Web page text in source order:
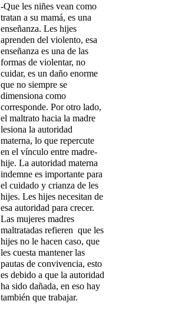
-Que les niñes vean como
tratan a su mamá, es una
enseñanza. Les hijes
aprenden del violento, esa
enseñanza es una de las
formas de violentar, no
cuidar, es un daño enorme
que no siempre se
dimensiona como
corresponde. Por otro lado,
el maltrato hacia la madre
lesiona la autoridad
materna, lo que repercute
en el vínculo entre madre-
hije. La autoridad materna
indemne es importante para
el cuidado y crianza de les
hijes. Les hijes necesitan de
esa autoridad para crecer.
Las mujeres madres
maltratadas refieren que les
hijes no le hacen caso, que
les cuesta mantener las
pautas de convivencia, esto
es debido a que la autoridad
ha sido dañada, en eso hay
también que trabajar.